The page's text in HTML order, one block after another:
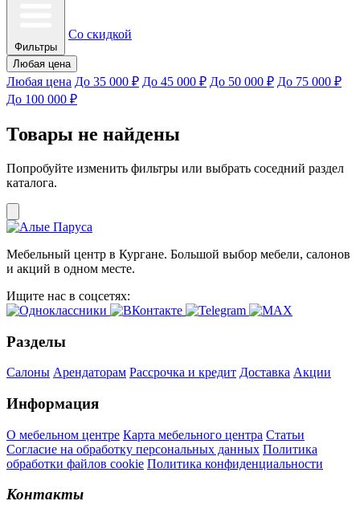
Фильтры
Со скидкой
Любая цена
Любая цена До 35 000 ₽ До 45 000 ₽ До 50 000 ₽ До 75 000 ₽
До 100 000 ₽
Товары не найдены
Попробуйте изменить фильтры или выбрать соседний раздел
каталога.
Мебельный центр в Кургане. Большой выбор мебели, салонов
и акций в одном месте.
Ищите нас в соцсетях:
Разделы
Салоны Арендаторам Рассрочка и кредит Доставка Акции
Информация
О мебельном центре Карта мебельного центра Статьи
Согласие на обработку персональных данных Политика
обработки файлов cookie Политика конфиденциальности
Контакты